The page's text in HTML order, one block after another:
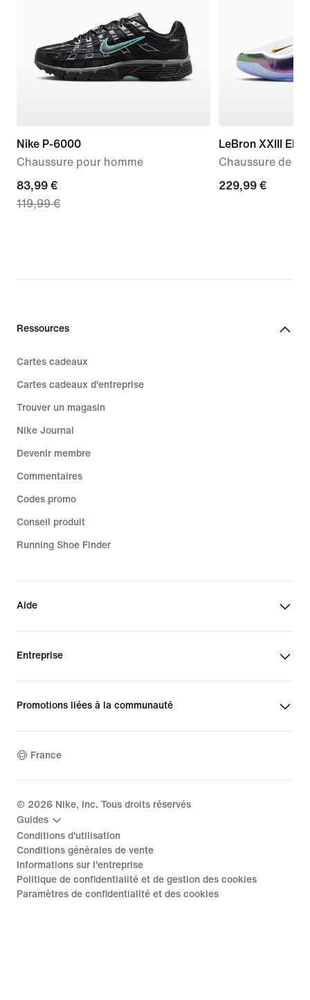
Nike P-6000
Chaussure pour homme
current
price
119,99 €
83,99 €
119,99 €
LeBron XXIII
Chaussure de
229,99 €
229,99 €
Ressources
Cartes cadeaux
Cartes cadeaux d'entreprise
Trouver un magasin
Nike Journal
Devenir membre
Commentaires
Codes promo
Conseil produit
Running Shoe Finder
Aide
Entreprise
Promotions liées à la communauté
France
© 2026 Nike, Inc. Tous droits réservés
Guides
Conditions d'utilisation
Conditions générales de vente
Informations sur l'entreprise
Politique de confidentialité et de gestion des cookies
Paramètres de confidentialité et des cookies